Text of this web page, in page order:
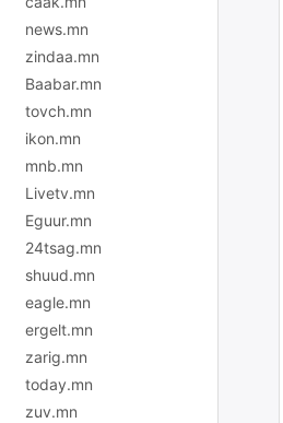
news.mn
zindaa.mn
Baabar.mn
tovch.mn
ikon.mn
mnb.mn
Livetv.mn
Eguur.mn
24tsag.mn
shuud.mn
eagle.mn
ergelt.mn
zarig.mn
today.mn
zuv.mn